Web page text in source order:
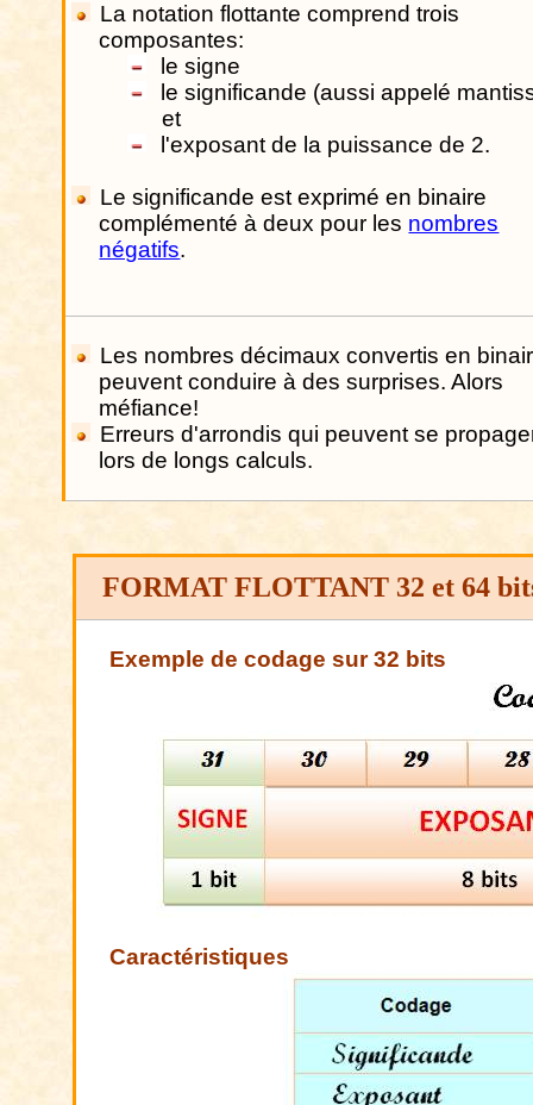
La notation flottante comprend trois
composantes:
le signe
le significande (aussi appelé
et
l'exposant de la puissance de 2.
Le significande est exprimé en binaire
complémenté à deux pour les nombres
négatifs.
Les nombres décimaux convertis en
peuvent conduire à des surprises. Alors
méfiance!
Erreurs d'arrondis qui peuvent se
lors de longs calculs.
FORMAT FLOTTANT32 et 64
Exemple de codage sur 32 bits
Caractéristiques